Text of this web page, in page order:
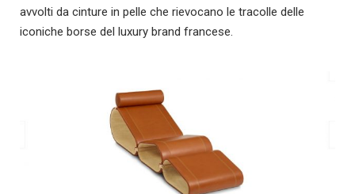
avvolti da cinture in pelle che rievocano le tracolle delle
iconiche borse del luxury brand francese.